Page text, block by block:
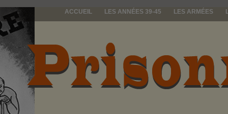
ACCUEIL LES ANNÉES 39-45 LES ARMÉES
prisonniers